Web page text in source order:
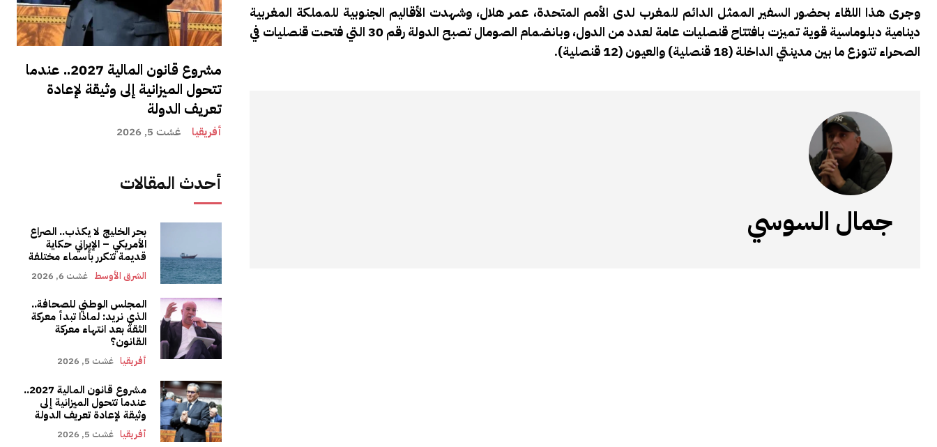
مشروع قانون المالية 2027.. عندما
تتحول الميزانية إلى وثيقة لإعادة
تعريف الدولة
أفريقيا غشت 5, 2026
أحدث المقالات
بحر الخليج لا يكذب.. الصراع
الأمريكي – الإيراني حكاية
قديمة تتكرر بأسماء مختلفة
الشرق الأوسط غشت 6, 2026
المجلس الوطني للصحافة..
الذي نريد: لماذا تبدأ معركة
الثقة بعد انتهاء معركة
القانون؟
أفريقيا غشت 5, 2026
مشروع قانون المالية 2027..
عندما تتحول الميزانية إلى
وثيقة لإعادة تعريف الدولة
أفريقيا غشت 5, 2026
وجرى هذا اللقاء بحضور السفير الممثل الدائم للمغرب لدى الأمم المتحدة، عمر هلال، وشهدت الأقاليم الجنوبية للمملكة المغربية
دينامية دبلوماسية قوية تميزت بافتتاح قنصليات عامة لعدد من الدول، وبانضمام الصومال تصبح الدولة رقم 30 التي فتحت قنصليات في
الصحراء تتوزع ما بين مدينتي الداخلة (18 قنصلية) والعيون (12 قنصلية).
جمال السوسي